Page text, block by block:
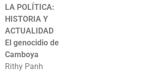
LA POLÍTICA:
HISTORIA Y
ACTUALIDAD
El genocidio de
Camboya
Rithy Panh